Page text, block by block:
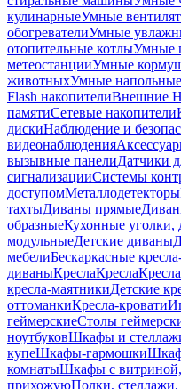
кулинарныеУмные
обогревателиУмные
отопительные котлыУмные
метеостанцииУмные
животныхУмные
Flash накопителиВнешние
памятиСетевые накопители
дискиНаблюдение и
видеонаблюдения
вызывные панелиДатчики
сигнализацииСистемы
доступомМеталлодетекторы
тахтыДиваны прямые
образныеКухонные уголки,
модульныеДетские диваны
мебелиБескаркасные
диваныКреслаКресла
кресла-маятникиДетские
оттоманкиКресла-кровати
геймерскиеСтолы
ноутбуковШкафы и
купеШкафы-гармошки
комнатыШкафы с
прихожуюПолки,